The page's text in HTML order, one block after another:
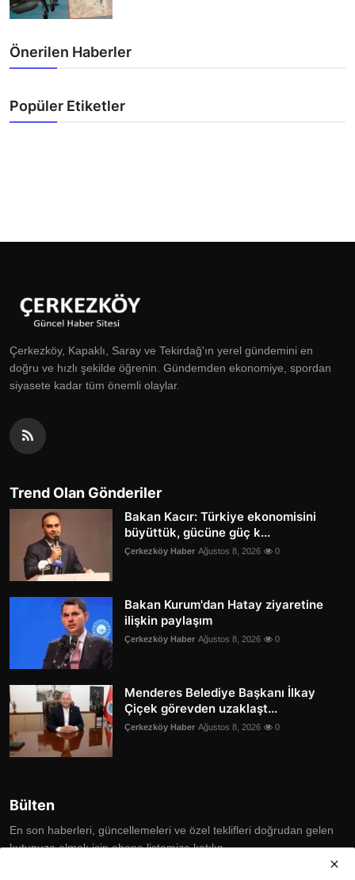
Önerilen Haberler
Popüler Etiketler
Çerkezköy, Kapaklı, Saray ve Tekirdağ'ın yerel gündemini en
doğru ve hızlı şekilde öğrenin. Gündemden ekonomiye, spordan
siyasete kadar tüm önemli olaylar.
Trend Olan Gönderiler
Bakan Kacır: Türkiye ekonomisini
büyüttük, gücüne güç k...
Çerkezköy Haber Ağustos 8, 2026 0
Bakan Kurum'dan Hatay ziyaretine
ilişkin paylaşım
Çerkezköy Haber Ağustos 8, 2026 0
Menderes Belediye Başkanı İlkay
Çiçek görevden uzaklaşt...
Çerkezköy Haber Ağustos 8, 2026 0
Bülten
En son haberleri, güncellemeleri ve özel teklifleri doğrudan gelen
kutunuza almak için abone listemize katılın